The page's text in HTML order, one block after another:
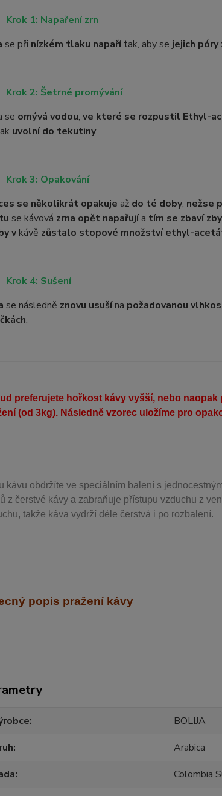
Krok 1: Napaření zrn
se při nízkém tlaku napařítak, aby se jejich
Krok 2: Šetrné promývání
se omývá vodou, ve které se rozpustil Ethyl-
uvolní do tekutiny.
Krok 3: Opakování
se několikrát opakuje až do té doby, nežse
se kávová zrna opět napařujía tím se zbaví
vkávě zůstalo stopové množství ethyl-
Krok 4: Sušení
se následně znovu usušína požadovanou
.
preferujete hořkost kávy vyšší, nebo
(od 3kg). Následně vzorec uložíme pro
kávu obdržíte ve speciálním balení s
z čerstvé kávy a zabraňuje přístupu vzduchu z
takže káva vydrží déle čerstvá i po rozbalení.
popis pražení kávy
BOLIJA
Arabica
Colombia